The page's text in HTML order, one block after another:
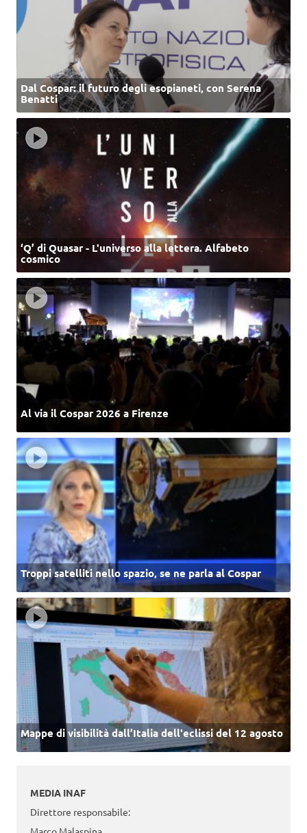
Dal Cospar: il futuro degli esopianeti, con Serena
Benatti
‘Q’ di Quasar - L'universo alla lettera. Alfabeto
cosmico
Al via il Cospar 2026 a Firenze
Troppi satelliti nello spazio, se ne parla al Cospar
Mappe di visibilità dall’Italia dell'eclissi del 12 agosto
MEDIA INAF
Direttore responsabile: